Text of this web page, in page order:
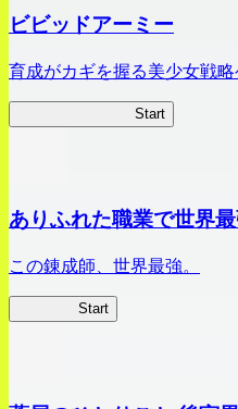
ビビッドアーミー
育成がカギを握る美少女戦略
Start
ありふれた職業で世界
この錬成師、世界最強。
Start